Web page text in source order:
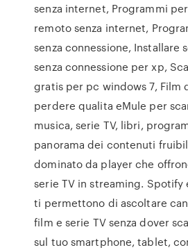
senza internet, Programmi
remoto senza internet,
senza connessione, Installare
senza connessione per xp,
gratis per pc windows 7, Film
perdere qualita eMule per
musica, serie TV, libri,
panorama dei contenuti
dominato da player che
serie TV in streaming.
ti permettono di ascoltare
film e serie TV senza dover
sul tuo smartphone, tablet,